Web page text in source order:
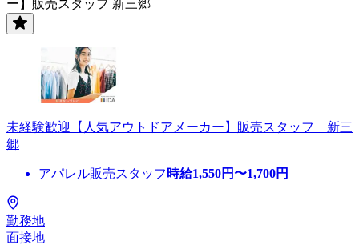
ー】販売スタッフ 新三郷
未経験歓迎【人気アウトドアメーカー】販売スタッフ 新三
郷
アパレル販売スタッフ 時給1,550円〜1,700円
勤務地
面接地